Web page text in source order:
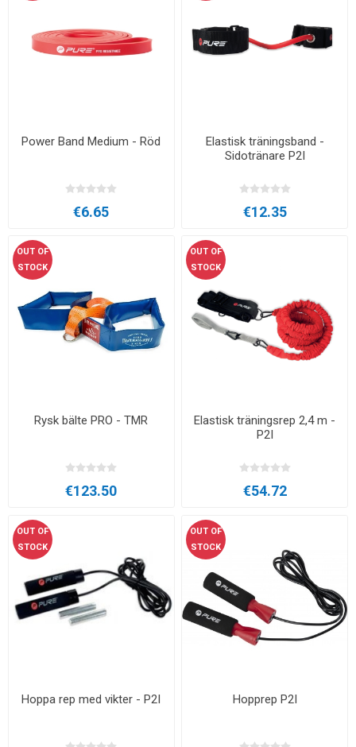
Power Band Medium - Röd
€6.65
Elastisk träningsband -
Sidotränare P2I
€12.35
OUT OF
STOCK
Rysk bälte PRO - TMR
€123.50
OUT OF
STOCK
Elastisk träningsrep 2,4 m -
P2I
€54.72
OUT OF
STOCK
Hoppa rep med vikter - P2I
OUT OF
STOCK
Hopprep P2I